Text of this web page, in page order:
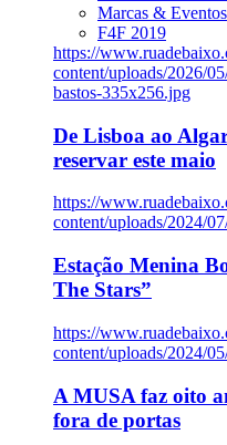
Marcas & Eventos
F4F 2019
https://
content/uploads/2026/
bastos-335x256.jpg
De Lisboa ao
reservar este maio
https://
content/uploads/2024/
Estação Menina
The Stars”
https://
content/uploads/2024/
A MUSA faz oito
fora de portas